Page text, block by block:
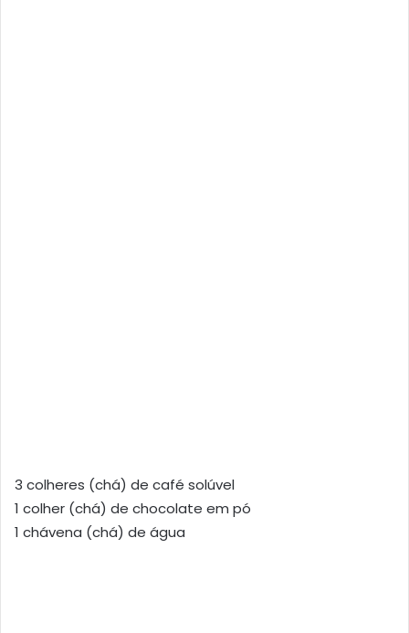
3 colheres (chá) de café solúvel
1 colher (chá) de chocolate em pó
1 chávena (chá) de água